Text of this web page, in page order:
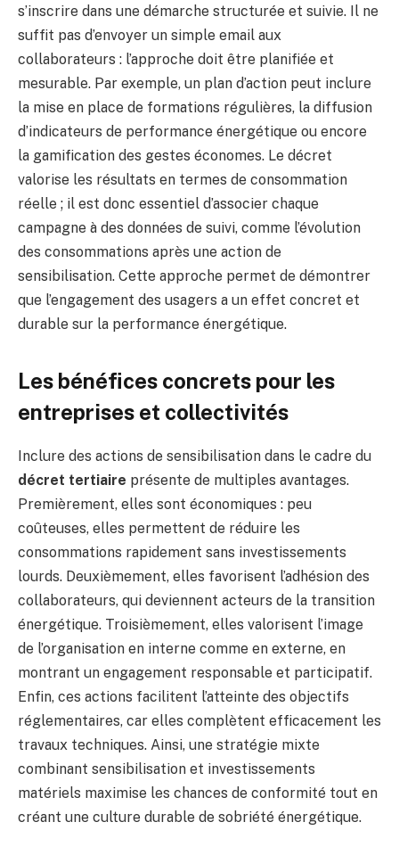
s’inscrire dans une démarche structurée et suivie. Il ne
suffit pas d’envoyer un simple email aux
collaborateurs : l’approche doit être planifiée et
mesurable. Par exemple, un plan d’action peut inclure
la mise en place de formations régulières, la diffusion
d’indicateurs de performance énergétique ou encore
la gamification des gestes économes. Le décret
valorise les résultats en termes de consommation
réelle ; il est donc essentiel d’associer chaque
campagne à des données de suivi, comme l’évolution
des consommations après une action de
sensibilisation. Cette approche permet de démontrer
que l’engagement des usagers a un effet concret et
durable sur la performance énergétique.
Les bénéfices concrets pour les
entreprises et collectivités
Inclure des actions de sensibilisation dans le cadre du
décret tertiaire présente de multiples avantages.
Premièrement, elles sont économiques : peu
coûteuses, elles permettent de réduire les
consommations rapidement sans investissements
lourds. Deuxièmement, elles favorisent l’adhésion des
collaborateurs, qui deviennent acteurs de la transition
énergétique. Troisièmement, elles valorisent l’image
de l’organisation en interne comme en externe, en
montrant un engagement responsable et participatif.
Enfin, ces actions facilitent l’atteinte des objectifs
réglementaires, car elles complètent efficacement les
travaux techniques. Ainsi, une stratégie mixte
combinant sensibilisation et investissements
matériels maximise les chances de conformité tout en
créant une culture durable de sobriété énergétique.